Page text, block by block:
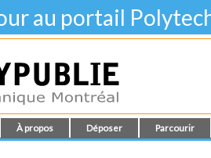
au portail
À propos Déposer Parcourir